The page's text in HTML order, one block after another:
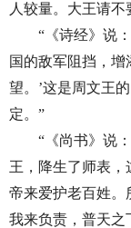
人较量。大王请
“《诗经》说：‘
国的敌军阻挡，
望。’这是周文王
定。”
“《尚书》说：‘
王，降生了师表，
帝来爱护老百姓。
我来负责，普天之